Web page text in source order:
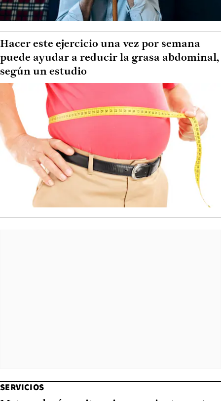
Hacer este ejercicio una vez por semana
puede ayudar a reducir la grasa abdominal,
según un estudio
SERVICIOS